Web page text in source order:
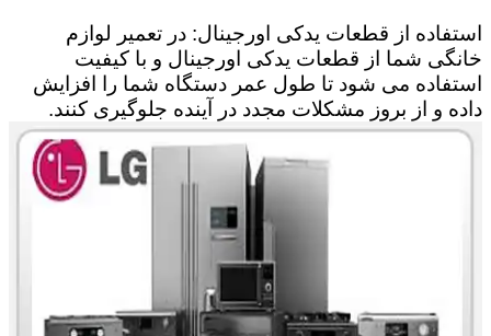
استفاده از قطعات یدکی اورجینال: در تعمیر لوازم
خانگی شما از قطعات یدکی اورجینال و با کیفیت
استفاده می شود تا طول عمر دستگاه شما را افزایش
داده و از بروز مشکلات مجدد در آینده جلوگیری کنند.